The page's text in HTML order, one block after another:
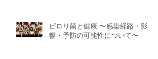
ピロリ菌と健康 〜感染経路・影
響・予防の可能性について〜